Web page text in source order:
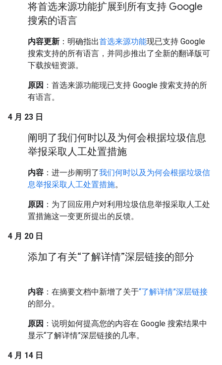
将首选来源功能扩展到所有支持 Google
搜索的语言
内容更新 ：明确指出首选来源功能现已支持 Google
搜索支持的所有语言，并同步推出了全新的翻译版可
下载按钮资源。
原因 ：首选来源功能现已支持 Google 搜索支持的所
有语言。
4 月 23 日
阐明了我们何时以及为何会根据垃圾信息
举报采取人工处置措施
内容 ：进一步阐明了我们何时以及为何会根据垃圾信
息举报采取人工处置措施。
原因 ：为了回应用户对利用垃圾信息举报采取人工处
置措施这一变更所提出的反馈。
4 月 20 日
添加了有关“了解详情”深层链接的部分
内容 ：在摘要文档中新增了关于“了解详情”深层链接
的部分。
原因 ：说明如何提高您的内容在 Google 搜索结果中
显示“了解详情”深层链接的几率。
4 月 14 日